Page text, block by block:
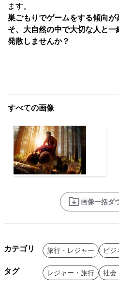
ます。
巣ごもりでゲームをする傾向が
そ、大自然の中で大切な人と
発散しませんか？
すべての画像
画像一括ダ
カテゴリ 旅行・レジャー ビジ
タグ レジャー・旅行 社会